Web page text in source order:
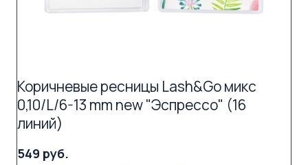
Коричневые ресницы Lash&Go микс
0,10/L/6-13 mm new "Эспрессо" (16
линий)
549 руб.